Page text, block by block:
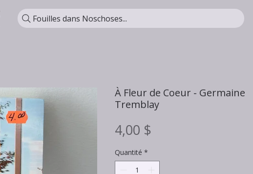
Fouilles dans Noschoses...
À Fleur de Coeur - Germaine
Tremblay
4,00 $
Quantité *